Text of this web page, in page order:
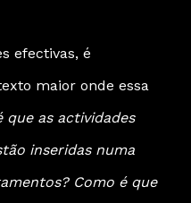
efectivas, é
maior onde essa
que as actividades
inseridas numa
Como é que